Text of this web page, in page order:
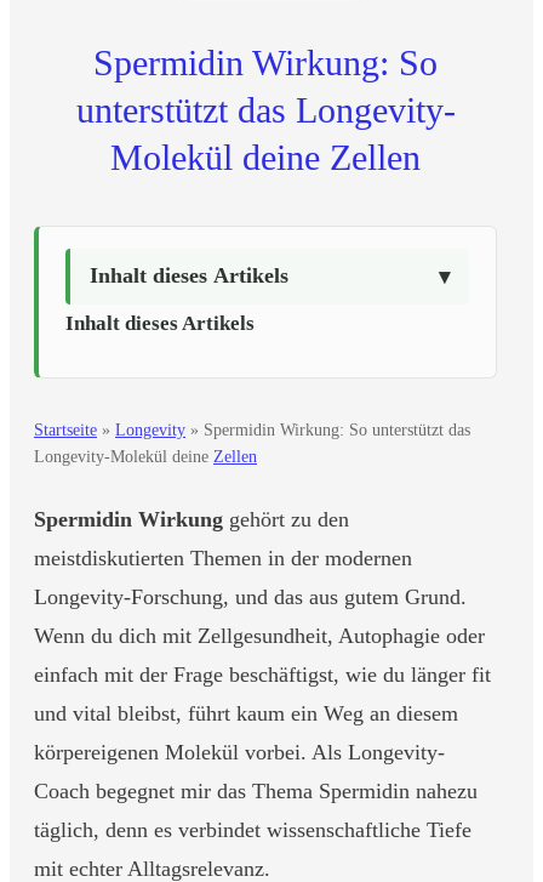
Spermidin Wirkung: So
unterstützt das Longevity-
Molekül deine Zellen
Inhalt dieses Artikels
Inhalt dieses Artikels
Startseite » Longevity » Spermidin Wirkung: So unterstützt das
Longevity-Molekül deine Zellen
Spermidin Wirkung gehört zu den
meistdiskutierten Themen in der modernen
Longevity-Forschung, und das aus gutem Grund.
Wenn du dich mit Zellgesundheit, Autophagie oder
einfach mit der Frage beschäftigst, wie du länger fit
und vital bleibst, führt kaum ein Weg an diesem
körpereigenen Molekül vorbei. Als Longevity-
Coach begegnet mir das Thema Spermidin nahezu
täglich, denn es verbindet wissenschaftliche Tiefe
mit echter Alltagsrelevanz.